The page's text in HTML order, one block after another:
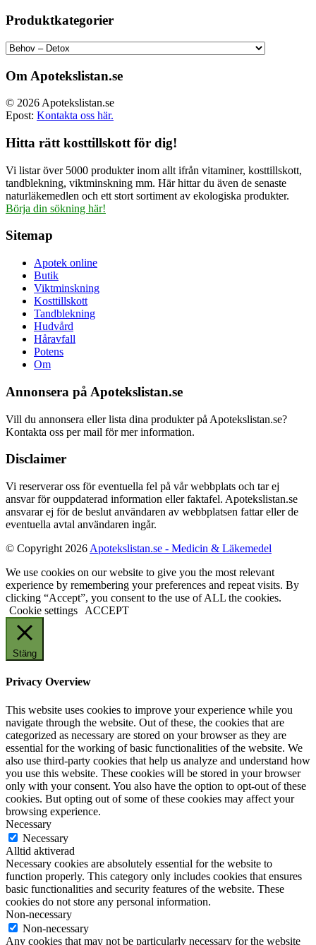
priset
499.00 kr.
priset
är:
374.00 kr.
Produktkategorier
Om Apotekslistan.se
© 2026 Apotekslistan.se
Epost: Kontakta oss här.
Hitta rätt kosttillskott för dig!
Vi listar över 5000 produkter inom allt ifrån vitaminer, kosttillskott,
tandblekning, viktminskning mm. Här hittar du även de senaste
naturläkemedlen och ett stort sortiment av ekologiska produkter.
Börja din sökning här!
Sitemap
Apotek online
Butik
Viktminskning
Kosttillskott
Tandblekning
Hudvård
Håravfall
Potens
Om
Annonsera på Apotekslistan.se
Vill du annonsera eller lista dina produkter på Apotekslistan.se?
Kontakta oss per mail för mer information.
Disclaimer
Vi reserverar oss för eventuella fel på vår webbplats och tar ej
ansvar för ouppdaterad information eller faktafel. Apotekslistan.se
ansvarar ej för de beslut användaren av webbplatsen fattar eller de
eventuella avtal användaren ingår.
© Copyright 2026 Apotekslistan.se - Medicin & Läkemedel
We use cookies on our website to give you the most relevant
experience by remembering your preferences and repeat visits. By
clicking “Accept”, you consent to the use of ALL the cookies.
Cookie settings
ACCEPT
Stäng
Privacy Overview
This website uses cookies to improve your experience while you
navigate through the website. Out of these, the cookies that are
categorized as necessary are stored on your browser as they are
essential for the working of basic functionalities of the website. We
also use third-party cookies that help us analyze and understand how
you use this website. These cookies will be stored in your browser
only with your consent. You also have the option to opt-out of these
cookies. But opting out of some of these cookies may affect your
browsing experience.
Necessary
Necessary
Alltid aktiverad
Necessary cookies are absolutely essential for the website to
function properly. This category only includes cookies that ensures
basic functionalities and security features of the website. These
cookies do not store any personal information.
Non-necessary
Non-necessary
Any cookies that may not be particularly necessary for the website